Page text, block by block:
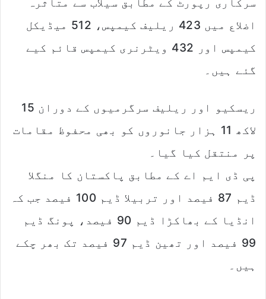
اضلاع میں 423 ریلیف کیمپس، 512 میڈیکل
کیمپس اور 432 ویٹرنری کیمپس قائم کیے
گئے ہیں۔
ریسکیو اور ریلیف سرگرمیوں کے دوران 15
لاکھ 11 ہزار جانوروں کو بھی محفوظ مقامات
پر منتقل کیا گیا۔
پی ڈی ایم اے کے مطابق پاکستان کا منگلا
ڈیم 87 فیصد اور تربیلا ڈیم 100 فیصد جب کہ
انڈیا کے بھاکڑا ڈیم 90 فیصد، پونگ ڈیم
99 فیصد اور تھین ڈیم 97 فیصد تک بھر چکے
ہیں۔